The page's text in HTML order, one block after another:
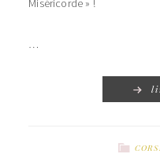
Miséricorde » !
…